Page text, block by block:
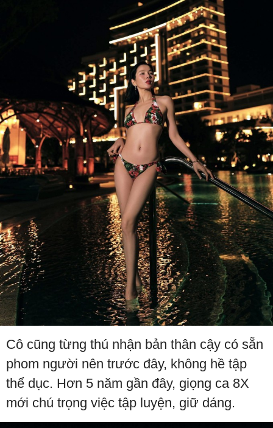
Cô cũng từng thú nhận bản thân cậy có sẵn
phom người nên trước đây, không hề tập
thể dục. Hơn 5 năm gần đây, giọng ca 8X
mới chú trọng việc tập luyện, giữ dáng.